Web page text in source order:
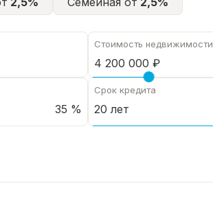
Стоимость недвижимости
35 %
Срок кредита